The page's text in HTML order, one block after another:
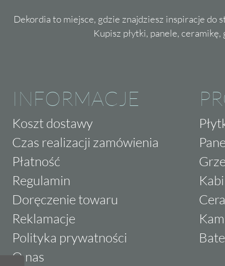
Dekordia to miejsce, gdzie znajdziesz inspiracje do
Kupisz płytki, panele,
INFORMACJE
Koszt dostawy
Czas realizacji zamówienia
Płatność
Regulamin
Doręczenie towaru
Reklamacje
Polityka prywatności
O nas